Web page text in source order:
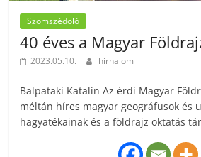
Szomszédoló
40 éves a Magyar
2023.05.10. hirhalom
Balpataki Katalin Az érdi Magyar
méltán híres magyar geográfusok és
hagyatékainak és a földrajz oktatás